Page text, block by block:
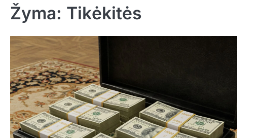
Žyma: Tikėkitės